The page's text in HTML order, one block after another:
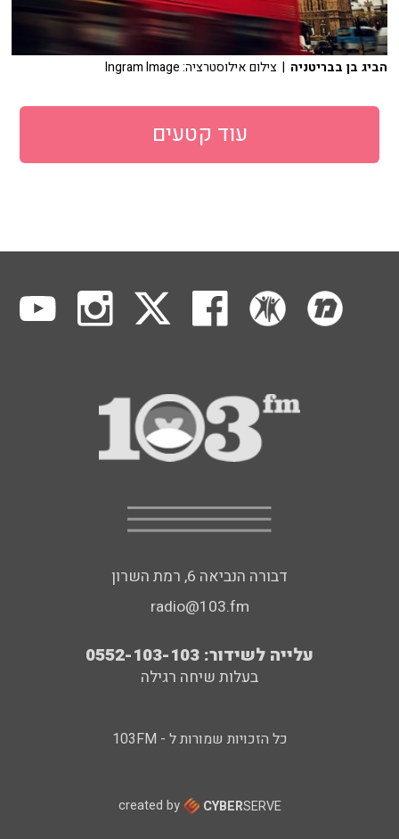
הביג בן בבריטניה | צילום אילוסטרציה: Ingram Image
עוד קטעים
דבורה הנביאה 6, רמת השרון
radio@103.fm
עלייה לשידור: 0552-103-103
בעלות שיחה רגילה
כל הזכויות שמורות ל - 103FM
created by CYBERSERVE